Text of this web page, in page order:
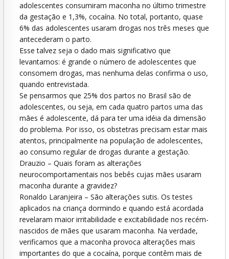
adolescentes consumiram maconha no último trimestre
da gestação e 1,3%, cocaína. No total, portanto, quase
6% das adolescentes usaram drogas nos três meses que
antecederam o parto.
Esse talvez seja o dado mais significativo que
levantamos: é grande o número de adolescentes que
consomem drogas, mas nenhuma delas confirma o uso,
quando entrevistada.
Se pensarmos que 25% dos partos no Brasil são de
adolescentes, ou seja, em cada quatro partos uma das
mães é adolescente, dá para ter uma idéia da dimensão
do problema. Por isso, os obstetras precisam estar mais
atentos, principalmente na população de adolescentes,
ao consumo regular de drogas durante a gestação.
Drauzio – Quais foram as alterações
neurocomportamentais nos bebês cujas mães usaram
maconha durante a gravidez?
Ronaldo Laranjeira – São alterações sutis. Os testes
aplicados na criança dormindo e quando está acordada
revelaram maior irritabilidade e excitabilidade nos recém-
nascidos de mães que usaram maconha. Na verdade,
verificamos que a maconha provoca alterações mais
importantes do que a cocaína, porque contêm mais de